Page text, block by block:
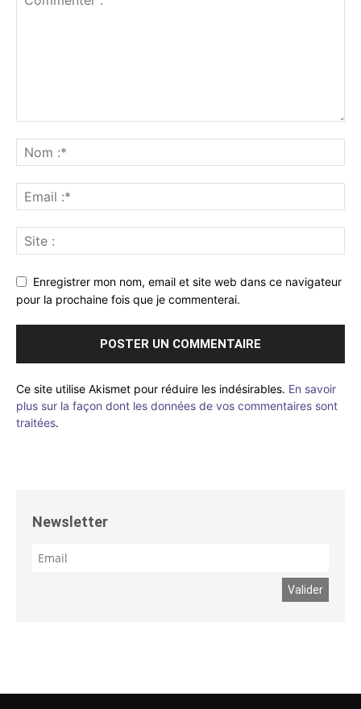
Enregistrer mon nom, email et site web dans ce navigateur
pour la prochaine fois que je commenterai.
Ce site utilise Akismet pour réduire les indésirables. En savoir
plus sur la façon dont les données de vos commentaires sont
traitées.
Newsletter